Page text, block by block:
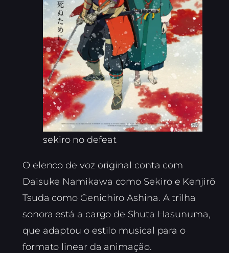
sekiro no defeat
O elenco de voz original conta com
Daisuke Namikawa como Sekiro e Kenjirō
Tsuda como Genichiro Ashina. A trilha
sonora está a cargo de Shuta Hasunuma,
que adaptou o estilo musical para o
formato linear da animação.